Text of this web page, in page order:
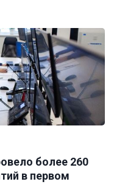
более 260
в первом